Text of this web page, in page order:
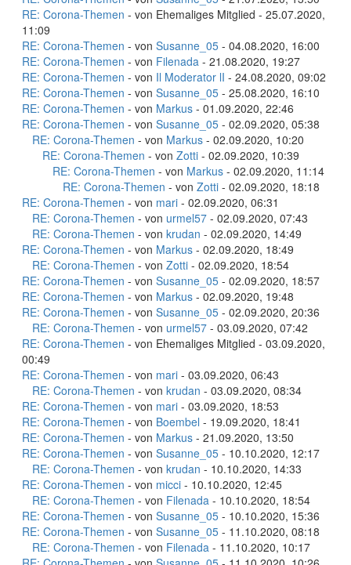
RE: Corona-Themen - von Ehemaliges Mitglied - 25.07.2020,
11:09
RE: Corona-Themen - von Susanne_05 - 04.08.2020, 16:00
RE: Corona-Themen - von Filenada - 21.08.2020, 19:27
RE: Corona-Themen - von Il Moderator lI - 24.08.2020, 09:02
RE: Corona-Themen - von Susanne_05 - 25.08.2020, 16:10
RE: Corona-Themen - von Markus - 01.09.2020, 22:46
RE: Corona-Themen - von Susanne_05 - 02.09.2020, 05:38
RE: Corona-Themen - von Markus - 02.09.2020, 10:20
RE: Corona-Themen - von Zotti - 02.09.2020, 10:39
RE: Corona-Themen - von Markus - 02.09.2020, 11:14
RE: Corona-Themen - von Zotti - 02.09.2020, 18:18
RE: Corona-Themen - von mari - 02.09.2020, 06:31
RE: Corona-Themen - von urmel57 - 02.09.2020, 07:43
RE: Corona-Themen - von krudan - 02.09.2020, 14:49
RE: Corona-Themen - von Markus - 02.09.2020, 18:49
RE: Corona-Themen - von Zotti - 02.09.2020, 18:54
RE: Corona-Themen - von Susanne_05 - 02.09.2020, 18:57
RE: Corona-Themen - von Markus - 02.09.2020, 19:48
RE: Corona-Themen - von Susanne_05 - 02.09.2020, 20:36
RE: Corona-Themen - von urmel57 - 03.09.2020, 07:42
RE: Corona-Themen - von Ehemaliges Mitglied - 03.09.2020,
00:49
RE: Corona-Themen - von mari - 03.09.2020, 06:43
RE: Corona-Themen - von krudan - 03.09.2020, 08:34
RE: Corona-Themen - von mari - 03.09.2020, 18:53
RE: Corona-Themen - von Boembel - 19.09.2020, 18:41
RE: Corona-Themen - von Markus - 21.09.2020, 13:50
RE: Corona-Themen - von Susanne_05 - 10.10.2020, 12:17
RE: Corona-Themen - von krudan - 10.10.2020, 14:33
RE: Corona-Themen - von micci - 10.10.2020, 12:45
RE: Corona-Themen - von Filenada - 10.10.2020, 18:54
RE: Corona-Themen - von Susanne_05 - 10.10.2020, 15:36
RE: Corona-Themen - von Susanne_05 - 11.10.2020, 08:18
RE: Corona-Themen - von Filenada - 11.10.2020, 10:17